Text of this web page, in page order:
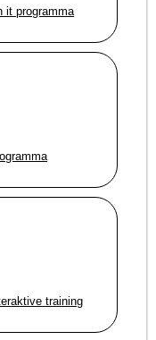
it programma
training